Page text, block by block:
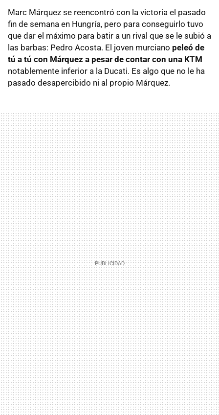
Marc Márquez se reencontró con la victoria el pasado
fin de semana en Hungría, pero para conseguirlo tuvo
que dar el máximo para batir a un rival que se le subió a
las barbas: Pedro Acosta. El joven murciano peleó de
tú a tú con Márquez a pesar de contar con una KTM
notablemente inferior a la Ducati. Es algo que no le ha
pasado desapercibido ni al propio Márquez.